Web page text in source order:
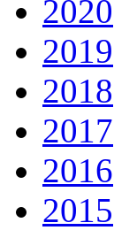
2020
2019
2018
2017
2016
2015